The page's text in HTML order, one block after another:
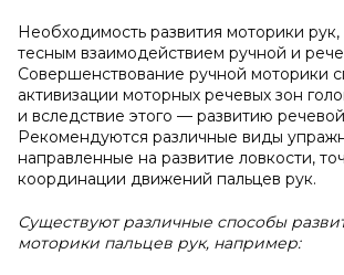
Необходимость развития моторики
тесным взаимодействием ручной и
Совершенствование ручной моторики
активизации моторных речевых зон
и вследствие этого — развитию
Рекомендуются различные виды
направленные на развитие ловкости,
координации движений пальцев рук.
Существуют различные способы
моторики пальцев рук, например: